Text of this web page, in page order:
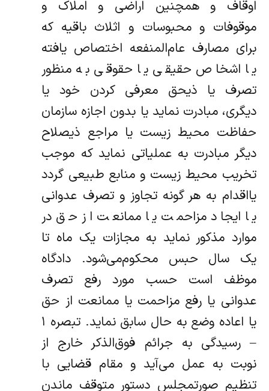
اوقاف و همچنین اراضی و املاک و
موقوفات و محبوسات و اثلاث‌ باقیه که
برای مصارف عام‌المنفعه اختصاص یافته
یا اشخاص حقیقی یا حقوقی به منظور
تصرف یا ذیحق معرفی کردن خود یا
دیگری، مبادرت نماید یا‌ بدون اجازه سازمان
حفاظت محیط زیست یا مراجع ذیصلاح
دیگر مبادرت به عملیاتی نماید که موجب
تخریب محیط زیست و منابع طبیعی گردد
یا‌اقدام به هر گونه تجاوز و تصرف عدوانی
یا ایجاد مزاحمت یا ممانعت از حق در
موارد مذکور نماید به مجازات یک ماه تا
یک سال حبس محکوم‌می‌شود. دادگاه
موظف است حسب مورد رفع تصرف
عدوانی یا رفع مزاحمت یا ممانعت از حق
یا اعاده وضع به حال سابق نماید. تبصره ۱
– رسیدگی به جرائم فوق‌الذکر خارج از
نوبت به عمل می‌آید و مقام قضایی با
تنظیم صورتمجلس دستور متوقف ماندن